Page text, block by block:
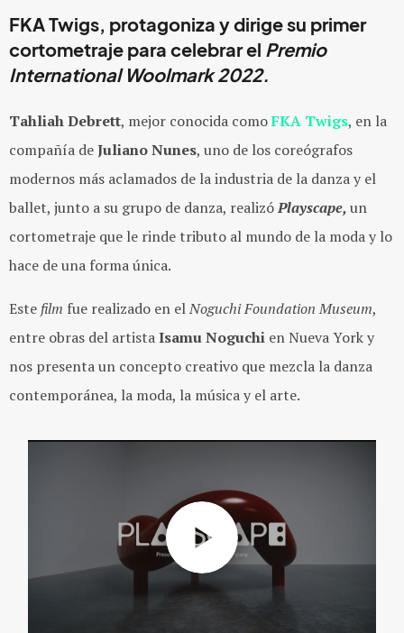
FKA Twigs, protagoniza y dirige su primer
cortometraje para celebrar el Premio
International Woolmark 2022.
Tahliah Debrett, mejor conocida comoFKA Twigs, en la
compañía deJuliano Nunes, uno de los coreógrafos
modernos más aclamados de la industria de la danza y el
ballet, junto a su grupo de danza, realizóPlayscape,un
cortometraje que le rinde tributo al mundo de la moda y lo
hace de una forma única.
Este film fue realizado en elNoguchi Foundation Museum,
entre obras del artistaIsamu Noguchi en Nueva York y
nos presenta un concepto creativo que mezcla la danza
contemporánea, la moda, la música y el arte.